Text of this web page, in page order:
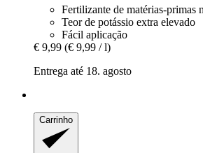
Fertilizante de matérias-primas
Teor de potássio extra elevado
Fácil aplicação
€ 9,99 (€ 9,99 / l)
Entrega até 18. agosto
Carrinho